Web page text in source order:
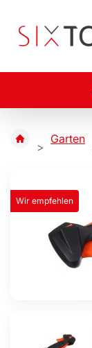
Garten
Wir empfehlen